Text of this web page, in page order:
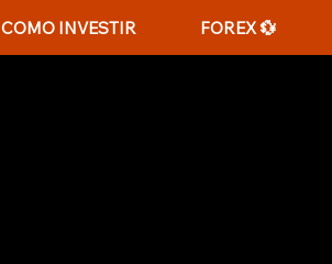
COMO INVESTIR FOREX 💱